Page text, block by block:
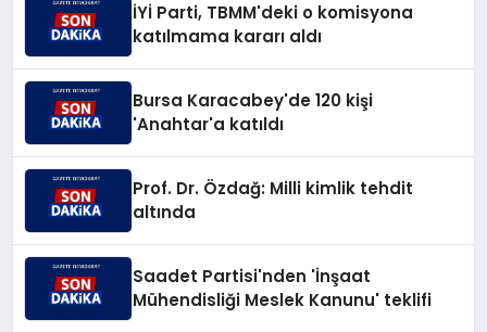
İYİ Parti, TBMM'deki o komisyona
katılmama kararı aldı
Bursa Karacabey'de 120 kişi
'Anahtar'a katıldı
Prof. Dr. Özdağ: Milli kimlik tehdit
altında
Saadet Partisi'nden 'İnşaat
Mühendisliği Meslek Kanunu' teklifi